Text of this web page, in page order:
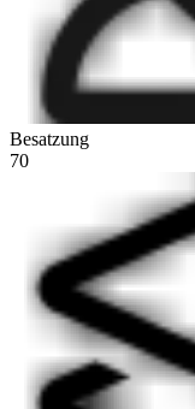
Besatzung
70